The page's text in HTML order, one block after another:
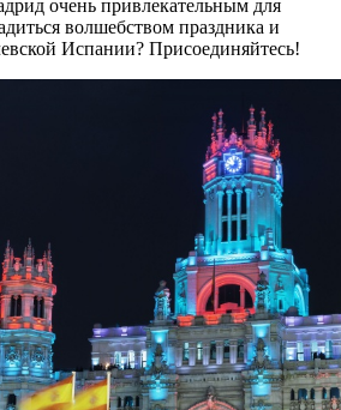
очень привлекательным для
волшебством праздника и
Испании? Присоединяйтесь!